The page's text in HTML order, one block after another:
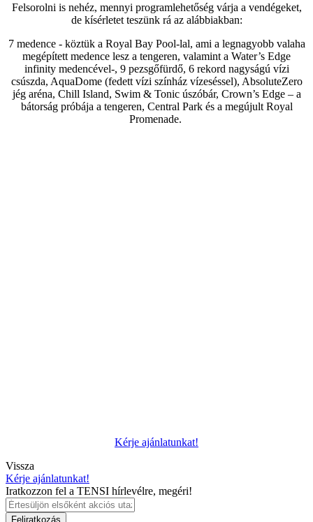
Felsorolni is nehéz, mennyi programlehetőség várja a vendégeket,
de kísérletet teszünk rá az alábbiakban:
7 medence - köztük a Royal Bay Pool-lal, ami a legnagyobb valaha
megépített medence lesz a tengeren, valamint a Water’s Edge
infinity medencével-, 9 pezsgőfürdő, 6 rekord nagyságú vízi
csúszda, AquaDome (fedett vízi színház vízeséssel), AbsoluteZero
jég aréna, Chill Island, Swim & Tonic úszóbár, Crown’s Edge – a
bátorság próbája a tengeren, Central Park és a megújult Royal
Promenade.
Kérje ajánlatunkat!
Vissza
Kérje ajánlatunkat!
Iratkozzon fel a TENSI hírlevélre, megéri!
Feliratkozás